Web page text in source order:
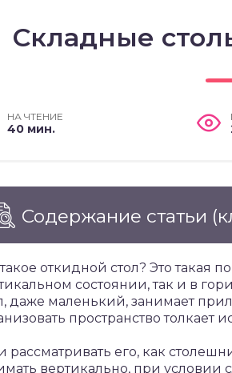
Складные
НА ЧТЕНИЕ
40 мин.
Содержание статьи
откидной стол? Это такая
состоянии, так и в
даже маленький, занимает
пространство толкает
рассматривать его, как
вертикально, при условии